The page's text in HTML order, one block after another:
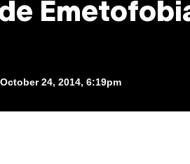
October 24, 2014, 6:19pm